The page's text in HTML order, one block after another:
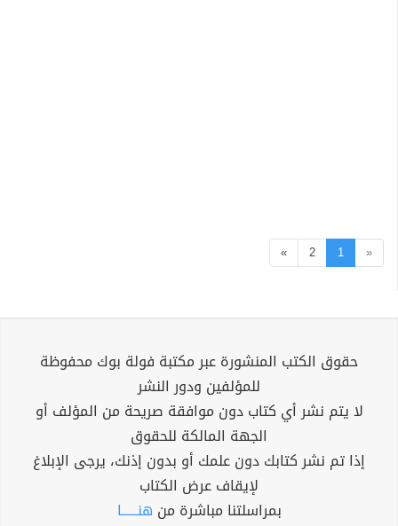
«
1
2
»
حقوق الكتب المنشورة عبر مكتبة فولة بوك محفوظة
للمؤلفين ودور النشر
لا يتم نشر أي كتاب دون موافقة صريحة من المؤلف أو
الجهة المالكة للحقوق
إذا تم نشر كتابك دون علمك أو بدون إذنك، يرجى الإبلاغ
لإيقاف عرض الكتاب
بمراسلتنا مباشرة من هنــــــا